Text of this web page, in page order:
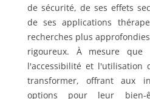
de sécurité, de ses effets
de ses applications
recherches plus
rigoureux. À mesure que
l'accessibilité et l'utilisation
transformer, offrant aux
options pour leur bien-